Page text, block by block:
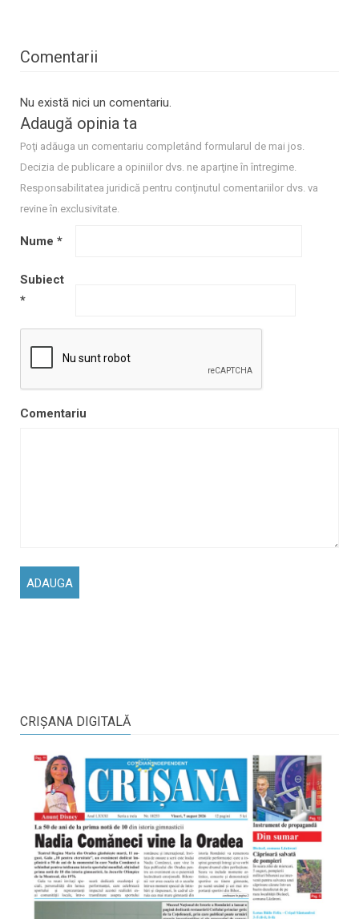
Comentarii
Nu există nici un comentariu.
Adaugă opinia ta
Poţi adăuga un comentariu completând formularul de mai jos.
Decizia de publicare a opiniilor dvs. ne aparţine în întregime.
Responsabilitatea juridică pentru conţinutul comentariilor dvs. va
revine în exclusivitate.
Nume *
Subiect
*
Comentariu
CRIŞANA DIGITALĂ